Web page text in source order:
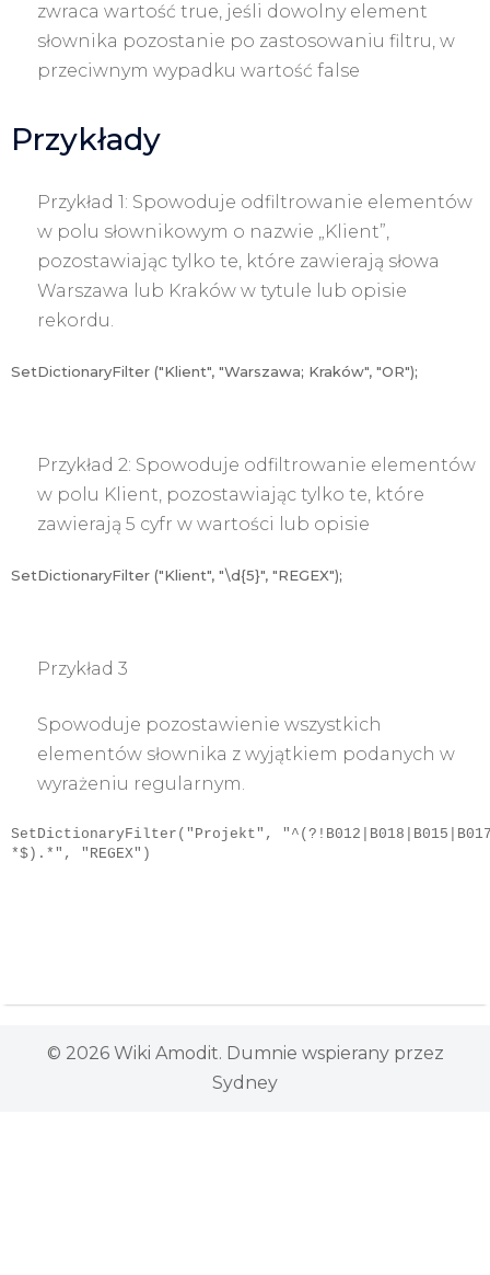
zwraca wartość true, jeśli dowolny element
słownika pozostanie po zastosowaniu filtru, w
przeciwnym wypadku wartość false
Przykłady
Przykład 1: Spowoduje odfiltrowanie elementów
w polu słownikowym o nazwie „Klient”,
pozostawiając tylko te, które zawierają słowa
Warszawa lub Kraków w tytule lub opisie
rekordu.
SetDictionaryFilter ("Klient", "Warszawa; Kraków", "OR");
Przykład 2: Spowoduje odfiltrowanie elementów
w polu Klient, pozostawiając tylko te, które
zawierają 5 cyfr w wartości lub opisie
SetDictionaryFilter ("Klient", "\d{5}", "REGEX");
Przykład 3
Spowoduje pozostawienie wszystkich
elementów słownika z wyjątkiem podanych w
wyrażeniu regularnym.
SetDictionaryFilter("Projekt",
*$).*", "REGEX")
© 2026 Wiki Amodit. Dumnie wspierany przez
Sydney